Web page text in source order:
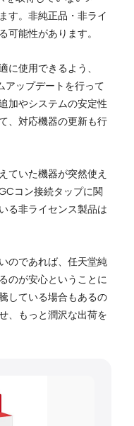
す。非純正品・非ライ
可能性があります。
に使用できるよう、
ップデートを行って
加やシステムの安定性
、対応機器の更新も行
ていた機器が突然使え
コン接続タップに関
る非ライセンス製品は
のであれば、任天堂純
のが安心ということに
している場合もあるの
、もっと潤沢な出荷を